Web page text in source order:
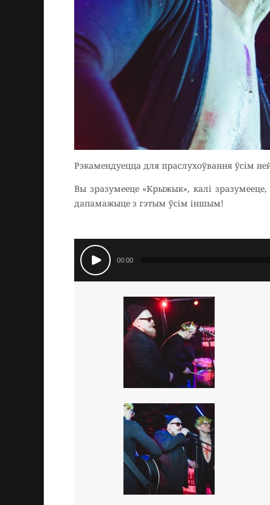
Рэкамендуецца для праслухоўвання ўсім
Вы зразумееце «Крыжык», калі
дапамажыце з гэтым ўсім іншым!
00:00